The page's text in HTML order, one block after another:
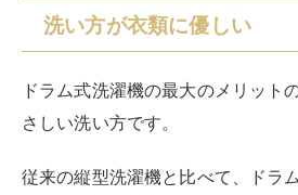
乾燥性能が高い
ドラム式洗濯機の最大のメリット
洗濯機ののヒートポンプ乾燥とは